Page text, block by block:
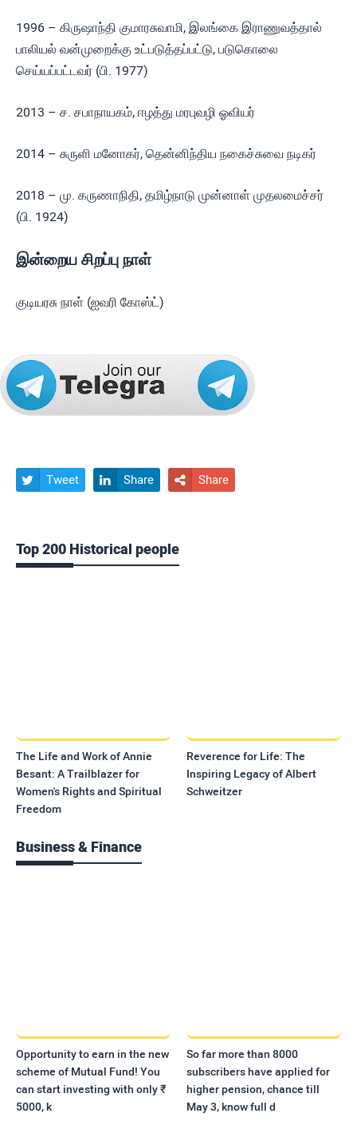
1996 – கிருஷாந்தி குமாரசுவாமி, இலங்கை இராணுவத்தால்
பாலியல் வன்முறைக்கு உட்படுத்தப்பட்டு, படுகொலை
செய்யப்பட்டவர் (பி. 1977)
2013 – ச. சபாநாயகம், ஈழத்து மரபுவழி ஓவியர்
2014 – சுருளி மனோகர், தென்னிந்திய நகைச்சுவை நடிகர்
2018 – மு. கருணாநிதி, தமிழ்நாடு முன்னாள் முதலமைச்சர்
(பி. 1924)
இன்றைய சிறப்பு நாள்
குடியரசு நாள் (ஐவரி கோஸ்ட்)
 Tweet  Share  Share
Top 200 Historical people
The Life and Work of Annie
Besant: A Trailblazer for
Women's Rights and Spiritual
Freedom
Reverence for Life: The
Inspiring Legacy of Albert
Schweitzer
Business & Finance
Opportunity to earn in the new
scheme of Mutual Fund! You
can start investing with only ₹
5000, k
So far more than 8000
subscribers have applied for
higher pension, chance till
May 3, know full d